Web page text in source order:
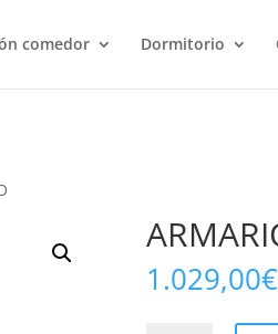
comedor Dormitorio
1.029,00€